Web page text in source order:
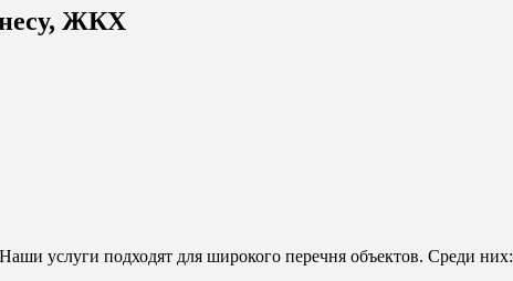
ЖКХ
услуги подходят для широкого перечня объектов. Среди них: